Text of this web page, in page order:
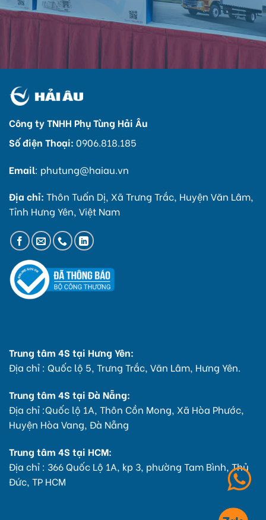
Công ty TNHH Phụ Tùng Hải Âu
Số điện Thoại: 0906.818.185
Email: phutung@haiau.vn
Địa chỉ: Thôn Tuấn Dị, Xã Trưng Trắc, Huyện Văn Lâm,
Tỉnh Hưng Yên, Việt Nam
Trung tâm 4S tại Hưng Yên:
Địa chỉ : Quốc lộ 5, Trưng Trắc, Văn Lâm, Hưng Yên.
Trung tâm 4S tại Đà Nẵng:
Địa chỉ :Quốc lộ 1A, Thôn Cồn Mong, Xã Hòa Phước,
Huyện Hòa Vang, Đà Nẵng
Trung tâm 4S tại HCM:
Địa chỉ : 366 Quốc Lộ 1A, kp 3, phường Tam Bình, Thủ
Đức, TP HCM